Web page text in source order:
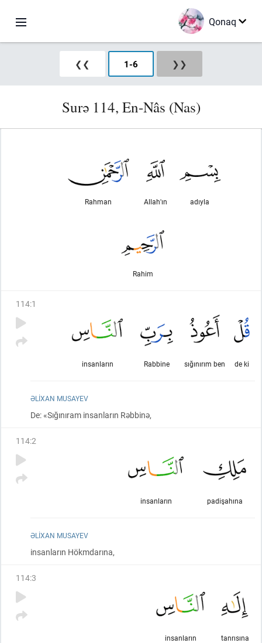
Qonaq
❮❮ 1-6 ❯❯
Surə 114, En-Nâs (Nas)
adıyla
Allah'ın
Rahman
Rahim
114:1
de ki
sığınırım ben
Rabbine
insanların
ƏLIXAN MUSAYEV
De: «Sığınıram insanların Rəbbinə,
114:2
padişahına
insanların
ƏLIXAN MUSAYEV
insanların Hökmdarına,
114:3
tanrısına
insanların